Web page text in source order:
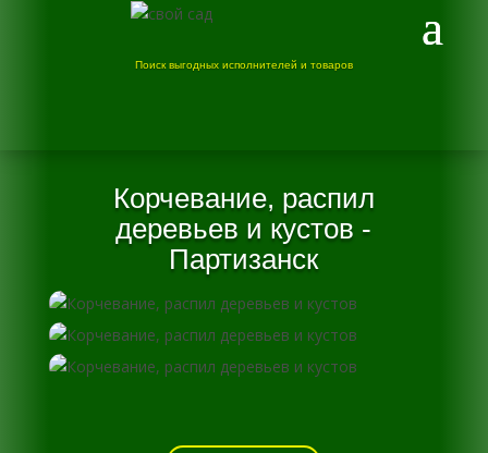
Поиск выгодных исполнителей и товаров
Корчевание, распил
деревьев и кустов -
Партизанск